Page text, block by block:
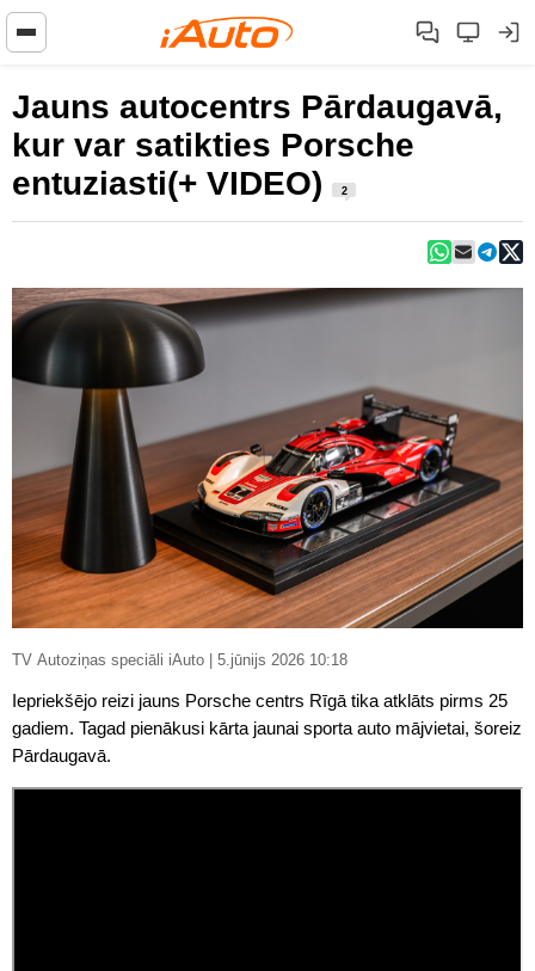
Jauns autocentrs Pārdaugavā,
kur var satikties Porsche
entuziasti(+ VIDEO)
2
TV Autoziņas speciāli iAuto | 5.jūnijs 2026 10:18
Iepriekšējo reizi jauns Porsche centrs Rīgā tika atklāts pirms 25
gadiem. Tagad pienākusi kārta jaunai sporta auto mājvietai, šoreiz
Pārdaugavā.